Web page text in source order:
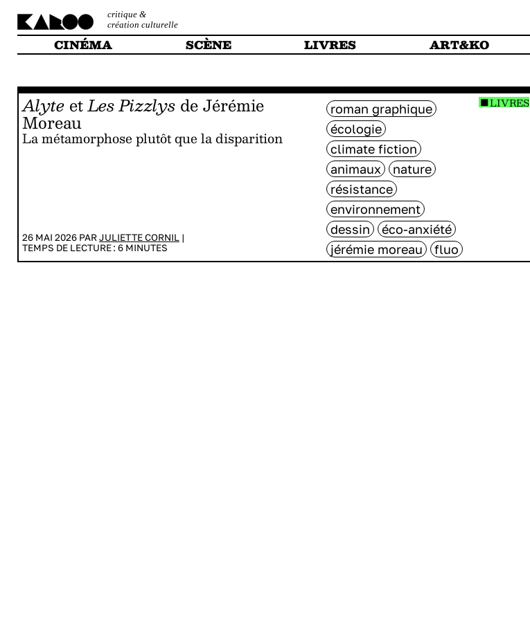
critique &
création culturelle
CINÉMA SCÈNE LIVRES ART&KO
Alyte etLes Pizzlys de Jérémie
Moreau
La métamorphose plutôt que la disparition
26 MAI 2026 PARJULIETTE CORNIL |
TEMPS DE LECTURE : 6 MINUTES
roman graphique
écologie
climate fiction
animaux
nature
résistance
environnement
dessin
éco-anxiété
jérémie moreau
fluo
LIVRES